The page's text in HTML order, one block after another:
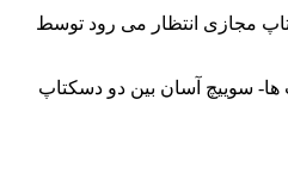
انتظار می رود توسط
آسان بین دو دسکتاپ